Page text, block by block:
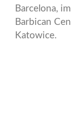
Barcelona,
Barbican
Katowice.